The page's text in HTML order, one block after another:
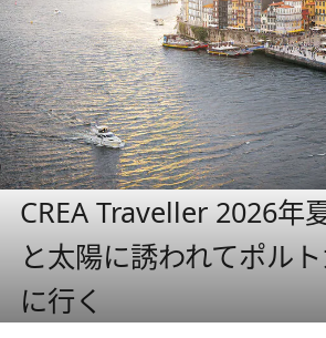
CREA Traveller 2026
と太陽に誘われてポル
に行く